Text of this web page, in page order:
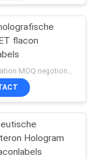
flacon
Hologram